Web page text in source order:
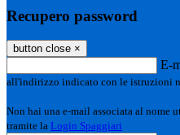
Recupero password
button close ×
E-
all'indirizzo indicato con le istruzioni
Non hai una e-mail associata al nome
tramite la Login Spaggiari